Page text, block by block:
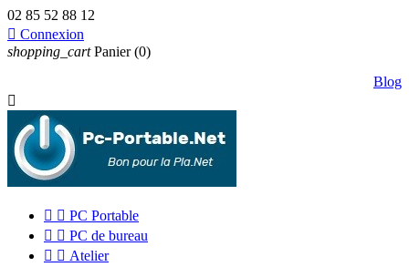
02 85 52 88 12
 Connexion
shopping_cart Panier (0)
Blog

  PC Portable
  PC de bureau
  Atelier